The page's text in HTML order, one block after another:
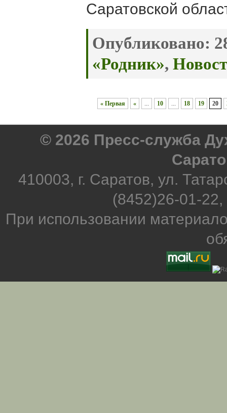
Саратовской
Опубликовано:
«Родник»,
« Первая « ... 10 ... 18 19 20
© 2026 Пресс-служба
410003, г. Саратов, ул.
(8452)26-01-
При использовании